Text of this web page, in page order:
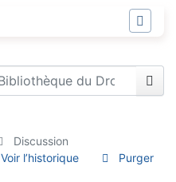
Discussion
Voir l’historique Purger